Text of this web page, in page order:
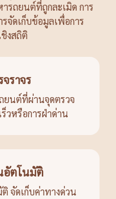
รถยนต์ที่ถูกละเมิด การ
จัดเก็บข้อมูลเพื่อการ
งสถิติ
ราจร
ยนต์ที่ผ่านจุดตรวจ
วหรือการฝ่าด่าน
อัตโนมัติ
จัดเก็บค่าทางด่วน